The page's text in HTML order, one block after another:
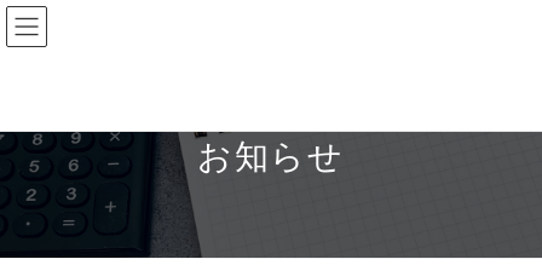
コ
ン
へ
ナ
ビ
ョ
お知らせ